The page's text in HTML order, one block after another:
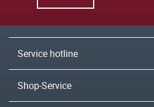
Service hotline
Shop-Service